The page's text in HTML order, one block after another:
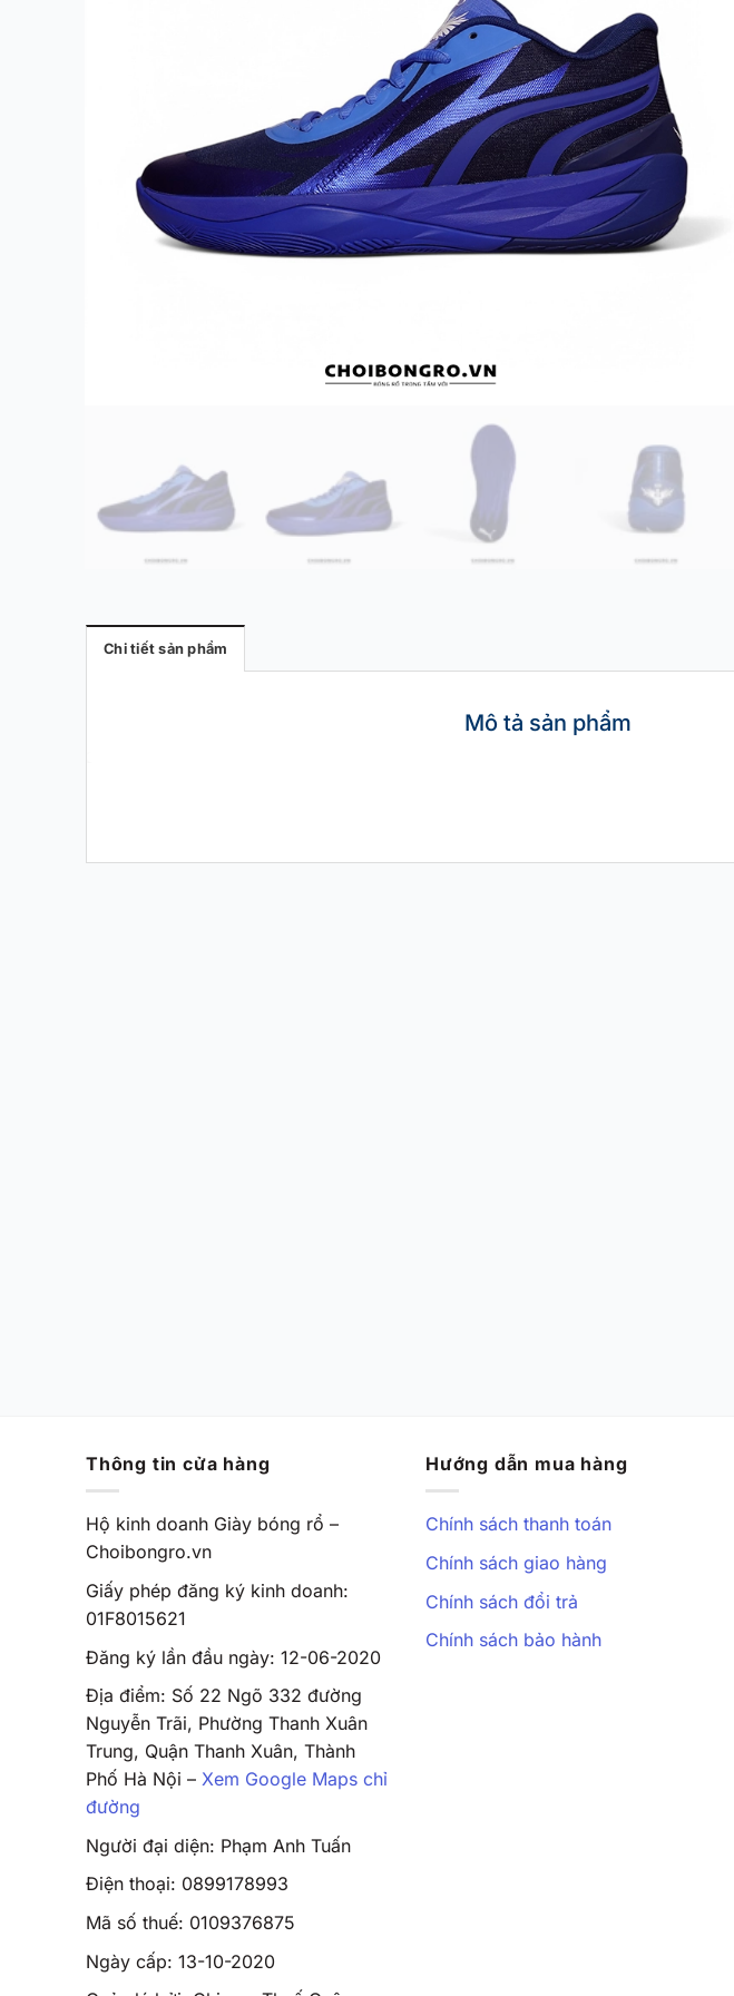
Chi tiết sản phẩm
Mô tả sản phẩm
Thông tin cửa hàng
Hộ kinh doanh Giày bóng rổ –
Choibongro.vn
Giấy phép đăng ký kinh doanh:
01F8015621
Đăng ký lần đầu ngày: 12-06-2020
Địa điểm: Số 22 Ngõ 332 đường
Nguyễn Trãi, Phường Thanh Xuân
Trung, Quận Thanh Xuân, Thành
Phố Hà Nội – Xem Google Maps chỉ
đường
Người đại diện: Phạm Anh Tuấn
Điện thoại: 0899178993
Mã số thuế: 0109376875
Ngày cấp: 13-10-2020
Hướng dẫn mua hàng
Chính sách thanh toán
Chính sách giao hàng
Chính sách đổi trả
Chính sách bảo hành